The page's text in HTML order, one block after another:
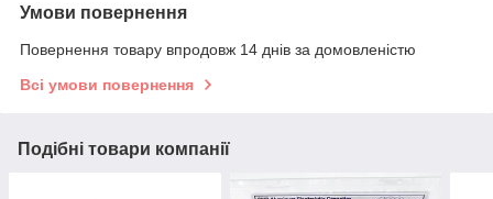
Умови повернення
Повернення товару впродовж 14 днів за домовленістю
Всі умови повернення
Подібні товари компанії